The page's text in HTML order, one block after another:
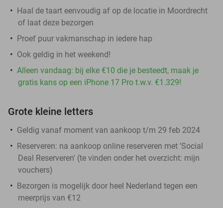
Haal de taart eenvoudig af op de locatie in Moordrecht
of laat deze bezorgen
Proef puur vakmanschap in iedere hap
Ook geldig in het weekend!
Alleen vandaag: bij elke €10 die je besteedt, maak je
gratis kans op een iPhone 17 Pro t.w.v. €1.329!
Grote kleine letters
Geldig vanaf moment van aankoop t/m 29 feb 2024
Reserveren: na aankoop online reserveren met 'Social
Deal Reserveren' (te vinden onder het overzicht: mijn
vouchers)
Bezorgen is mogelijk door heel Nederland tegen een
meerprijs van €12